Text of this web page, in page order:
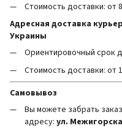
Стоимость доставки: от
Адресная доставка
Украины
Ориентировочный срок
Стоимость доставки: от
Самовывоз
Вы можете забрать
адресу: ул.